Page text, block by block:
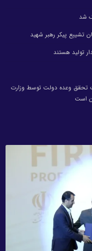
شد
تشییع پیکر رهبر شهید
تولید هستند
تحقق وعده دولت توسط وزارت
است